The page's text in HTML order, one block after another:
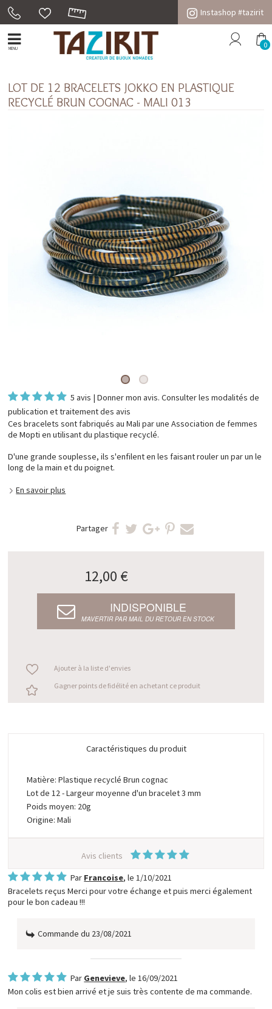
Instashop #tazirit
MENU 0
LOT DE 12 BRACELETS JOKKO EN PLASTIQUE
RECYCLÉ BRUN COGNAC - MALI 013
5 avis |Donner mon avis. Consulter lesmodalités de
publication et traitement des avis
Ces bracelets sont fabriqués au Mali par une Association de femmes
de Mopti en utilisant du plastique recyclé.
D'une grande souplesse, ils s'enfilent en les faisant rouler un par un le
long de la main et du poignet.
En savoir plus
Partager
12,00 €
INDISPONIBLE
M’AVERTIR PAR MAIL DU RETOUR EN STOCK
Ajouter à la liste d'envies
Gagner points de fidélité en achetant ce produit
Caractéristiques du produit
Matière: Plastique recyclé Brun cognac
Lot de 12 - Largeur moyenne d'un bracelet 3 mm
Poids moyen: 20g
Origine: Mali
Avis clients
Par Francoise, le1/10/2021
Bracelets reçus Merci pour votre échange et puis merci également
pour le bon cadeau !!!
Commande du 23/08/2021
Par Genevieve, le 16/09/2021
Mon colis est bien arrivé et je suis très contente de ma commande.